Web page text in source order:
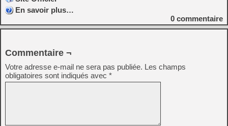
En savoir plus…
0 commentaire
Commentaire ¬
Votre adresse e-mail ne sera pas publiée. Les champs
obligatoires sont indiqués avec *